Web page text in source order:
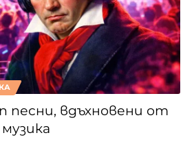
песни, вдъхновени от